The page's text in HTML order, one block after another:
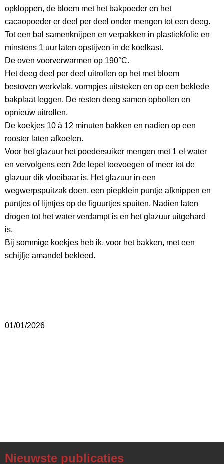
opkloppen, de bloem met het bakpoeder en het
cacaopoeder er deel per deel onder mengen tot een deeg.
Tot een bal samenknijpen en verpakken in plastiekfolie en
minstens 1 uur laten opstijven in de koelkast.
De oven voorverwarmen op 190°C.
Het deeg deel per deel uitrollen op het met bloem
bestoven werkvlak, vormpjes uitsteken en op een beklede
bakplaat leggen. De resten deeg samen opbollen en
opnieuw uitrollen.
De koekjes 10 à 12 minuten bakken en nadien op een
rooster laten afkoelen.
Voor het glazuur het poedersuiker mengen met 1 el water
en vervolgens een 2de lepel toevoegen of meer tot de
glazuur dik vloeibaar is. Het glazuur in een
wegwerpspuitzak doen, een piepklein puntje afknippen en
puntjes of lijntjes op de figuurtjes spuiten. Nadien laten
drogen tot het water verdampt is en het glazuur uitgehard
is.
Bij sommige koekjes heb ik, voor het bakken, met een
schijfje amandel bekleed.
01/01/2026
Nieuwste publicaties